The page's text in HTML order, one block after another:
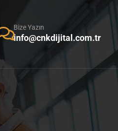
Bize Yazın
info@cnkdijital.com.tr